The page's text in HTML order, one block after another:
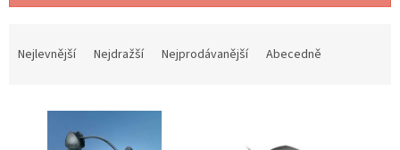
Nejlevnější Nejdražší Nejprodávanější Abecedně